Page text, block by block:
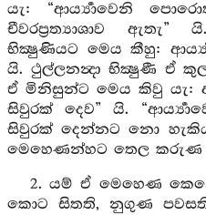
යැ: “ආර්‍ය්‍යාවෙනි
චීවරප්‍රත්‍යාශාව
භික්‍ෂුණියට මෙය කීහු:
යි. ථුල්ලනන්‍දා භික්‍ෂුණී ඒ
ඒ මිනිසුන්ට මෙය කිවු යැ:
සිවුරක් දෙව” යි.
සිවුරක් දෙන්නට නො
මෙහෙණන්හට තෙල කරුණ
2. යම් ඒ මෙහෙණ
කොට සිතති, නුගුණ